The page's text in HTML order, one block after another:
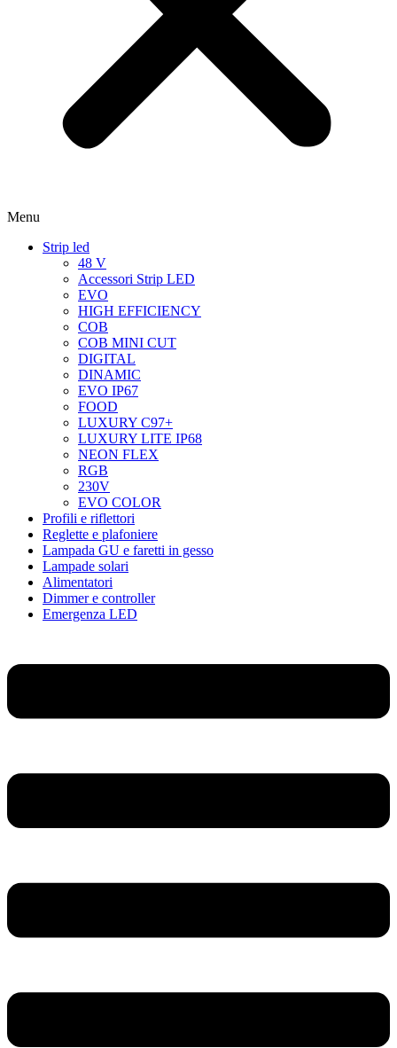
Menu
Strip led
48 V
Accessori Strip LED
EVO
HIGH EFFICIENCY
COB
COB MINI CUT
DIGITAL
DINAMIC
EVO IP67
FOOD
LUXURY C97+
LUXURY LITE IP68
NEON FLEX
RGB
230V
EVO COLOR
Profili e riflettori
Reglette e plafoniere
Lampada GU e faretti in gesso
Lampade solari
Alimentatori
Dimmer e controller
Emergenza LED